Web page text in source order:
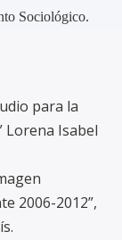
Sociológico.
para la
Lorena Isabel
2006-2012”,